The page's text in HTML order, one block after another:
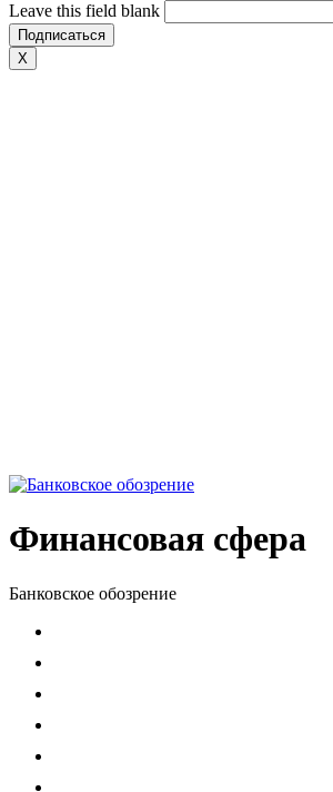
Leave this field blank
X
Финансовая сфера
Банковское обозрение